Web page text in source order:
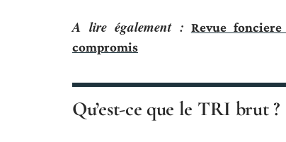
A lire également : Revue
compromis
Qu’est-ce que le TRI brut ?